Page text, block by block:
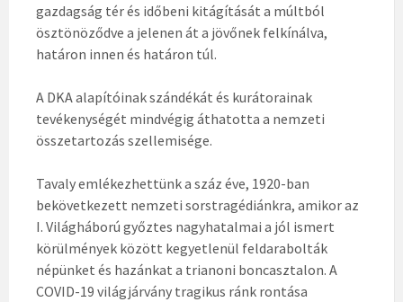
gazdagság tér és időbeni kitágítását a múltból
ösztönöződve a jelenen át a jövőnek felkínálva,
határon innen és határon túl.
A DKA alapítóinak szándékát és kurátorainak
tevékenységét mindvégig áthatotta a nemzeti
összetartozás szellemisége.
Tavaly emlékezhettünk a száz éve, 1920-ban
bekövetkezett nemzeti sorstragédiánkra, amikor az
I. Világháború győztes nagyhatalmai a jól ismert
körülmények között kegyetlenül feldarabolták
népünket és hazánkat a trianoni boncasztalon. A
COVID-19 világjárvány tragikus ránk rontása